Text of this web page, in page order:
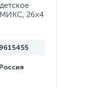
МИКС, 26×4
9615455
Россия